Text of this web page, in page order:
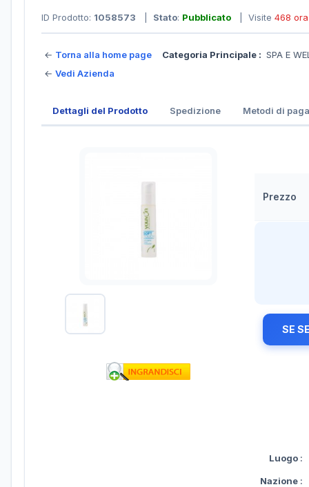
ID Prodotto: 1058573 Stato: Pubblicato | Visite 468 ora
← Torna alla home page
← Vedi Azienda
Categoria Principale : SPA E
Dettagli del Prodotto Spedizione Metodi di
Prezzo
SE
Luogo :
Nazione :